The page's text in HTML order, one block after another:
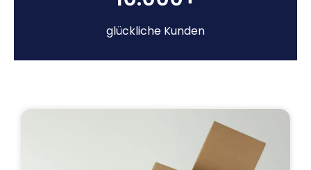
glückliche Kunden